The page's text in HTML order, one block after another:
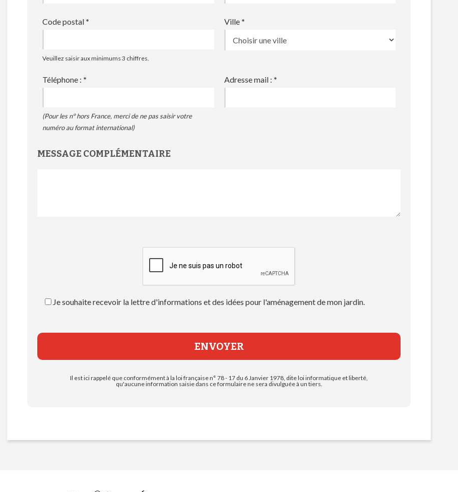
Code postal *
Veuillez saisir aux minimums 3 chiffres.
Ville *
Téléphone : *
(Pour les n° hors France, merci de ne pas saisir votre
numéro au format international)
Adresse mail : *
MESSAGE COMPLÉMENTAIRE
Je souhaite recevoir la lettre d'informations et des idées pour l'aménagement de mon jardin.
Il est ici rappelé que conformément à la loi française n° 78 - 17 du 6 Janvier 1978, dite loi informatique et liberté,
qu'aucune information saisie dans ce formulaire ne sera divulguée à un tiers.